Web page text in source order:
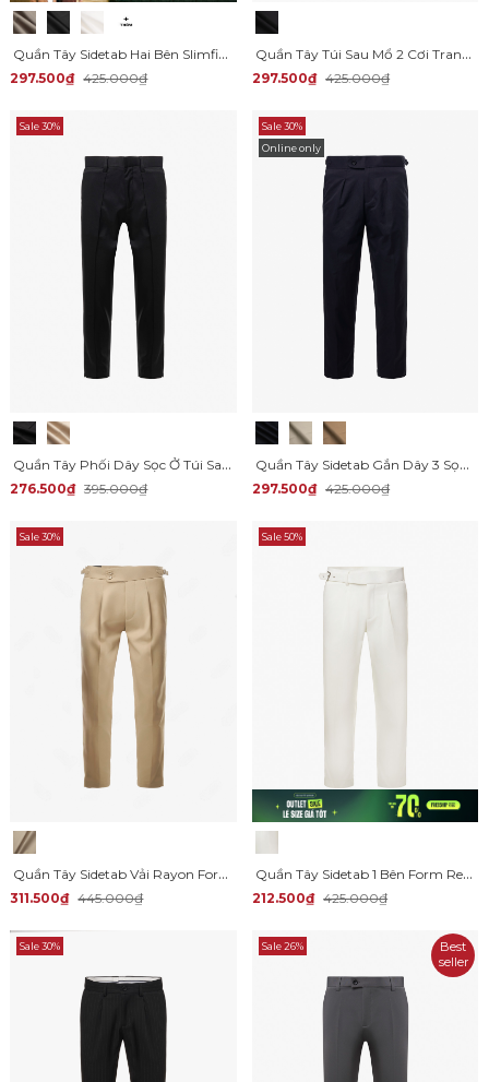
Quần Tây Sidetab Hai Bên Slimfit Trơn QT067
297.500₫ 425.000₫
Quần Tây Túi Sau Mổ 2 Cơi Trang Trí Dây Sọc Form Slimfit QT064
297.500₫ 425.000₫
Sale 30%
Quần Tây Phối Dây Sọc Ở Túi Sau Form Slimfit QT066
276.500₫ 395.000₫
Sale 30%
Online only
Quần Tây Sidetab Gắn Dây 3 Sọc Form Slimfit QT065
297.500₫ 425.000₫
Sale 30%
Quần Tây Sidetab Vải Rayon Form Slim-Cropped QT063
311.500₫ 445.000₫
Sale 50%
Quần Tây Sidetab 1 Bên Form Regular QT062
212.500₫ 425.000₫
Sale 30% Sale 26%
Best
seller